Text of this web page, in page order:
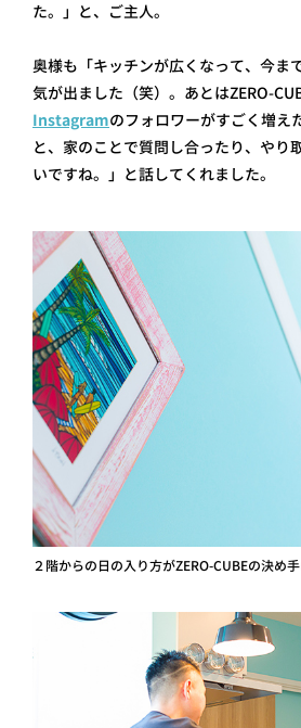
た。」と、ご主人。
奥様も「キッチンが広くなって、今ま
気が出ました（笑）。あとはZERO-
Instagramのフォロワーがすごく増え
と、家のことで質問し合ったり、やり
いですね。」と話してくれました。
２階からの日の入り方がZERO-CUBEの決め手